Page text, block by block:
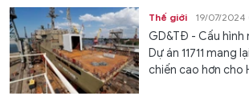
Thế giới 19/07/
GD&TĐ - Cấu hình
Dự án 11711 mang
chiến cao hơn cho